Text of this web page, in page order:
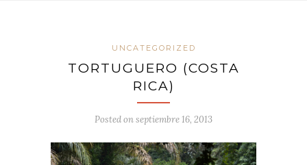
UNCATEGORIZED
TORTUGUERO (COSTA
RICA)
Posted onseptiembre 16, 2013